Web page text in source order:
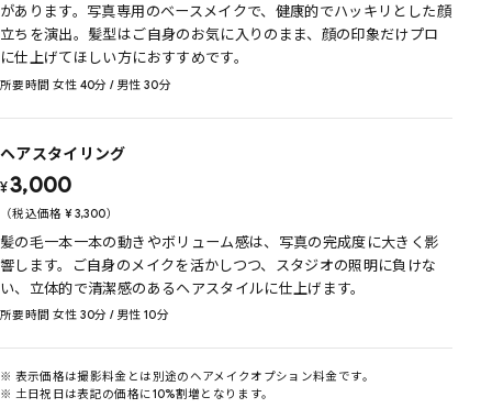
があります。写真専用のベースメイクで、健康的でハッキリとした顔
立ちを演出。髪型はご自身のお気に入りのまま、顔の印象だけプロ
に仕上げてほしい方におすすめです。
所要時間 女性 40分 / 男性 30分
ヘアスタイリング
¥3,000
（税込価格¥3,300）
髪の毛一本一本の動きやボリューム感は、写真の完成度に大きく影
響します。ご自身のメイクを活かしつつ、スタジオの照明に負けな
い、立体的で清潔感のあるヘアスタイルに仕上げます。
所要時間 女性 30分 / 男性 10分
※ 表示価格は撮影料金とは別途のヘアメイクオプション料金です。
※ 土日祝日は表記の価格に10%割増となります。